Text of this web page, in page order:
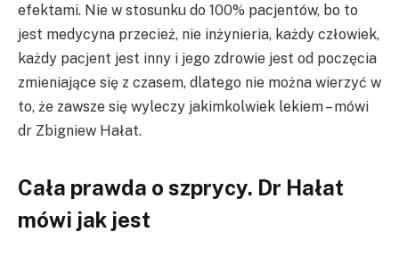
efektami. Nie w stosunku do 100% pacjentów, bo to
jest medycyna przecież, nie inżynieria, każdy człowiek,
każdy pacjent jest inny i jego zdrowie jest od poczęcia
zmieniające się z czasem, dlatego nie można wierzyć w
to, że zawsze się wyleczy jakimkolwiek lekiem – mówi
dr Zbigniew Hałat.
Cała prawda o szprycy. Dr Hałat
mówi jak jest